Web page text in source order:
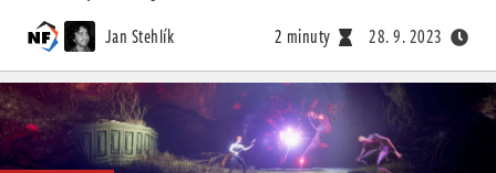
Jan Stehlík 2 minuty 28. 9. 2023